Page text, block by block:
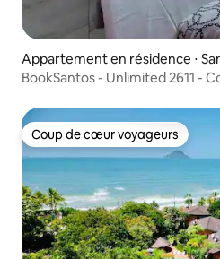
Appartement en résidence ⋅
BookSantos - Unlimited 2611 -
Coup de cœur voyageurs
Coup de cœur voyageurs